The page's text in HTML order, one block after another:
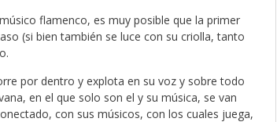
flamenco, es muy posible que la primer
(si bien también se luce con su criolla, tanto
por dentro y explota en su voz y sobre todo
en el que solo son el y su música, se van
con sus músicos, con los cuales juega,